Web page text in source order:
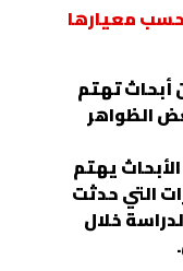
حسب معيارها
أبحاث تهتم
الظواهر
يهتم
التي حدثت
خلال